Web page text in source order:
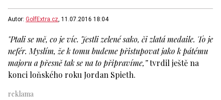
Autor: GolfExtra.cz, 11.07.2016 18:04
"Ptali se mě, co je víc. Jestli zelené sako, či zlatá medaile. To je
nefér. Myslím, že k tomu budeme přistupovat jako k pátému
majoru a přesně tak se na to připravíme,”tvrdil ještě na
konci loňského roku Jordan Spieth.